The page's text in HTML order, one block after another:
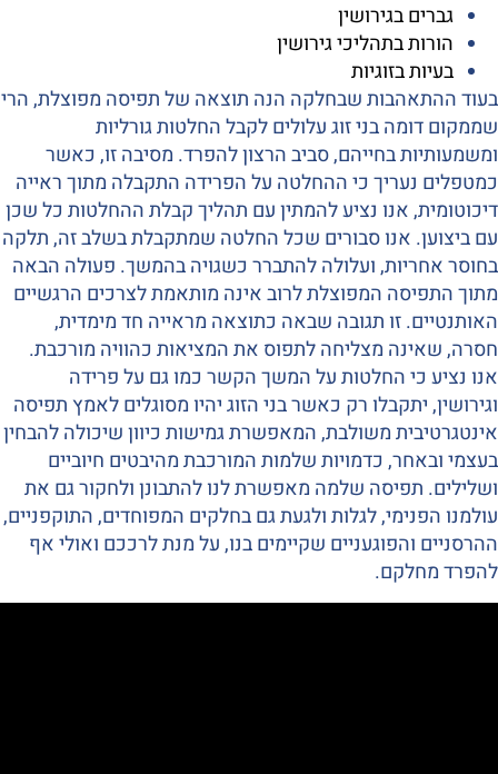
גברים בגירושין
הורות בתהליכי גירושין
בעיות בזוגיות
בעוד ההתאהבות שבחלקה הנה תוצאה של תפיסה מפוצלת, הרי
שממקום דומה בני זוג עלולים לקבל החלטות גורליות
ומשמעותיות בחייהם, סביב הרצון להפרד. מסיבה זו, כאשר
כמטפלים נעריך כי ההחלטה על הפרידה התקבלה מתוך ראייה
דיכוטומית, אנו נציע להמתין עם תהליך קבלת ההחלטות כל שכן
עם ביצוען. אנו סבורים שכל החלטה שמתקבלת בשלב זה, תלקה
בחוסר אחריות, ועלולה להתברר כשגויה בהמשך. פעולה הבאה
מתוך התפיסה המפוצלת לרוב אינה מותאמת לצרכים הרגשיים
האותנטיים. זו תגובה שבאה כתוצאה מראייה חד מימדית,
חסרה, שאינה מצליחה לתפוס את המציאות כהוויה מורכבת.
אנו נציע כי החלטות על המשך הקשר כמו גם על פרידה
וגירושין, יתקבלו רק כאשר בני הזוג יהיו מסוגלים לאמץ תפיסה
אינטגרטיבית משולבת, המאפשרת גמישות כיוון שיכולה להבחין
בעצמי ובאחר, כדמויות שלמות המורכבת מהיבטים חיוביים
ושלילים. תפיסה שלמה מאפשרת לנו להתבונן ולחקור גם את
עולמנו הפנימי, לגלות ולגעת גם בחלקים המפוחדים, התוקפניים,
ההרסניים והפוגעניים שקיימים בנו, על מנת לרככם ואולי אף
להפרד מחלקם.